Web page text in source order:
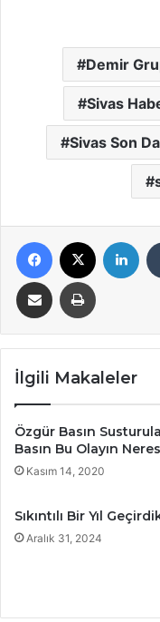
Demir
Sivas
Sivas Son
Facebook
E-Posta ile paylaş Yazdır
İlgili Makaleler
Özgür Basın
Basın Bu Olayın
Kasım 14, 2020
Sıkıntılı Bir Yıl
Aralık 31, 2024